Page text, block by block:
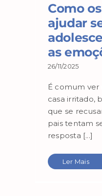
Como
ajudar
as
26/11/2025
É comum
casa irritado,
que se
pais tentam
resposta [...]
Ler Mais